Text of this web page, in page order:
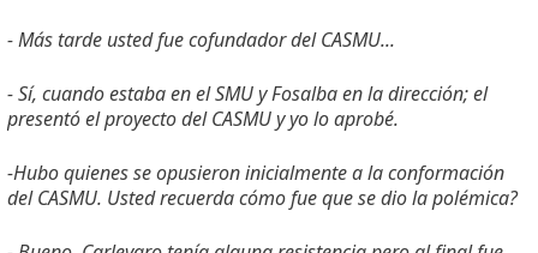
- Más tarde usted fue cofundador del CASMU...
- Sí, cuando estaba en el SMU y Fosalba en la dirección; el
presentó el proyecto del CASMU y yo lo aprobé.
-Hubo quienes se opusieron inicialmente a la conformación
del CASMU. Usted recuerda cómo fue que se dio la polémica?